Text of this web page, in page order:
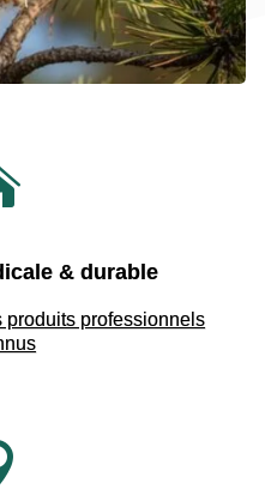
& durable
produits professionnels